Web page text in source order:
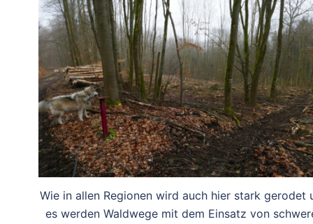
Wie in allen Regionen wird auch hier stark gerodet
es werden Waldwege mit dem Einsatz von